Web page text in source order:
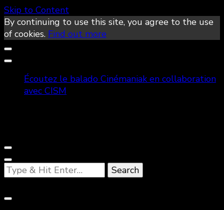
Skip to Content
By continuing to use this site, you agree to the use
of cookies. Find out more
Écoutez le balado Cinémaniak en collaboration
avec CISM
Looking
for